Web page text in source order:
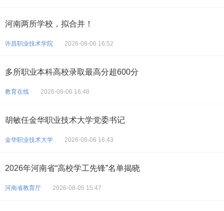
河南两所学校，拟合并！
许昌职业技术学院 2026-08-06 16:52
多所职业本科高校录取最高分超600分
教育在线 2026-08-06 16:48
胡敏任金华职业技术大学党委书记
金华职业技术大学 2026-08-06 16:43
2026年河南省“高校学工先锋”名单揭晓
河南省教育厅 2026-08-05 15:47